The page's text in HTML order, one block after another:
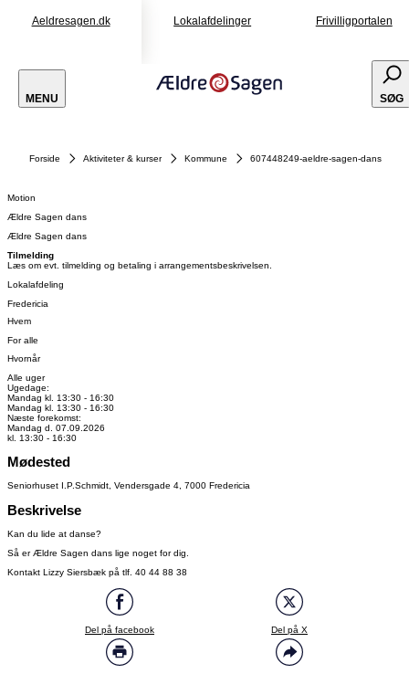
Aeldresagen.dk Lokalafdelinger Frivilligportalen
MENU SØG
Forside Aktiviteter & kurser Kommune 607448249-aeldre-sagen-dans
Motion
Ældre Sagen dans
Ældre Sagen dans
Tilmelding
Læs om evt. tilmelding og betaling i arrangementsbeskrivelsen.
Lokalafdeling
Fredericia
Hvem
For alle
Hvornår
Alle uger
Ugedage:
Mandag kl. 13:30 - 16:30
Mandag kl. 13:30 - 16:30
Næste forekomst:
Mandag d. 07.09.2026
kl. 13:30 - 16:30
Mødested
Seniorhuset I.P.Schmidt, Vendersgade 4, 7000 Fredericia
Beskrivelse
Kan du lide at danse?
Så er Ældre Sagen dans lige noget for dig.
Kontakt Lizzy Siersbæk på tlf. 40 44 88 38
Del på facebook Del på X